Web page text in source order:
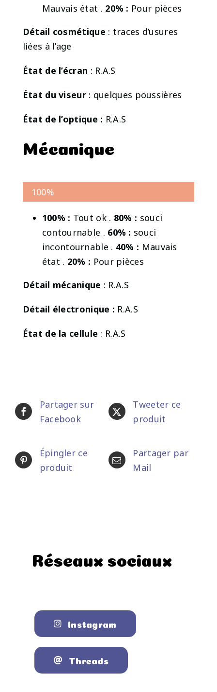
Mauvais état . 20% : Pour pièces
Détail cosmétique : traces d’usures
liées à l’age
État de l’écran : R.A.S
État du viseur: quelques poussières
État de l’optique : R.A.S
Mécanique
100%
100% : Tout ok . 80% : souci
contournable . 60% : souci
incontournable . 40% : Mauvais
état . 20% : Pour pièces
Détail mécanique : R.A.S
Détail électronique : R.A.S
État de la cellule : R.A.S
Partager sur
Facebook
Tweeter ce
produit
Épingler ce
produit
Partager par
Mail
Réseaux sociaux
Instagram
Threads